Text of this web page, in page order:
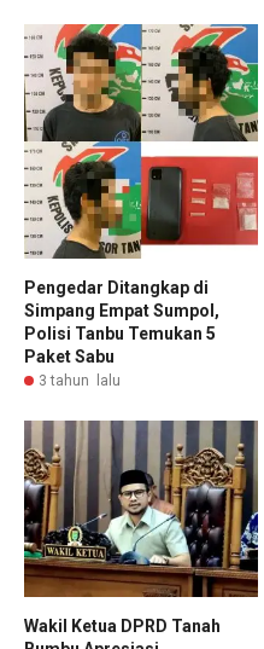
Pengedar Ditangkap di
Simpang Empat Sumpol,
Polisi Tanbu Temukan 5
Paket Sabu
3 tahun lalu
Wakil Ketua DPRD Tanah